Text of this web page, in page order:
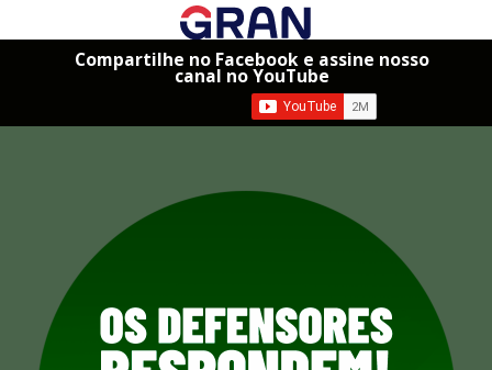
Compartilhe no Facebook e assine nosso
canal no YouTube